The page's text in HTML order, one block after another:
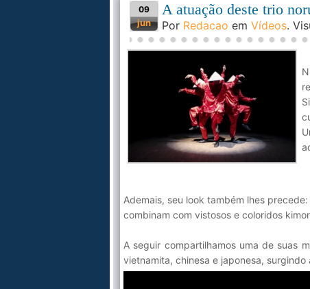
09
jun
A atuação deste trio
Por Redacao em Vídeos.
Ademais, seu look também lhes
combinam com vistosos e coloridos
A seguir compartilhamos uma de suas
vietnamita, chinesa e japonesa,